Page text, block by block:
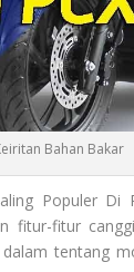
Bahan Bakar
Populer Di
fitur-fitur
tentang